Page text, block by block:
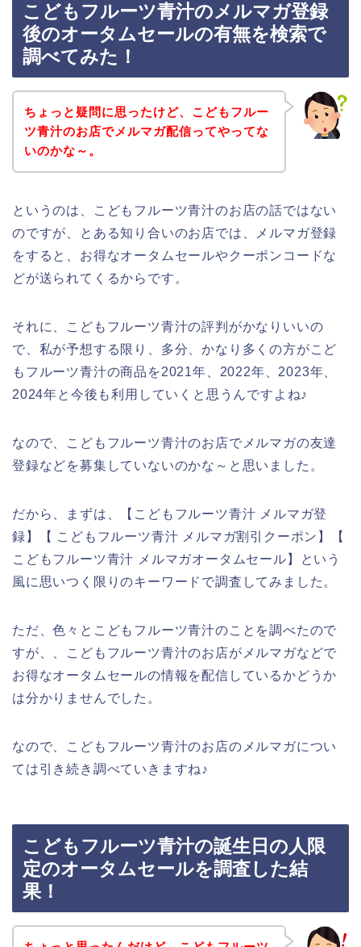
こどもフルーツ青汁のメルマガ登録
後のオータムセールの有無を検索で
調べてみた！
ちょっと疑問に思ったけど、こどもフルー
ツ青汁のお店でメルマガ配信ってやってな
いのかな～。
というのは、こどもフルーツ青汁のお店の話ではない
のですが、とある知り合いのお店では、メルマガ登録
をすると、お得なオータムセールやクーポンコードな
どが送られてくるからです。
それに、こどもフルーツ青汁の評判がかなりいいの
で、私が予想する限り、多分、かなり多くの方がこど
もフルーツ青汁の商品を2021年、2022年、2023年、
2024年と今後も利用していくと思うんですよね♪
なので、こどもフルーツ青汁のお店でメルマガの友達
登録などを募集していないのかな～と思いました。
だから、まずは、【こどもフルーツ青汁 メルマガ登
録】【 こどもフルーツ青汁 メルマガ割引クーポン】【
こどもフルーツ青汁 メルマガオータムセール】という
風に思いつく限りのキーワードで調査してみました。
ただ、色々とこどもフルーツ青汁のことを調べたので
すが、、こどもフルーツ青汁のお店がメルマガなどで
お得なオータムセールの情報を配信しているかどうか
は分かりませんでした。
なので、こどもフルーツ青汁のお店のメルマガについ
ては引き続き調べていきますね♪
こどもフルーツ青汁の誕生日の人限
定のオータムセールを調査した結
果！